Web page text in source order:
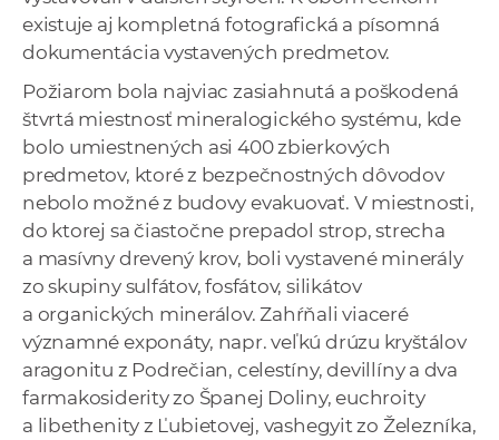
existuje aj kompletná fotografická a písomná
dokumentácia vystavených predmetov.
Požiarom bola najviac zasiahnutá a poškodená
štvrtá miestnosť mineralogického systému, kde
bolo umiestnených asi 400 zbierkových
predmetov, ktoré z bezpečnostných dôvodov
nebolo možné z budovy evakuovať. V miestnosti,
do ktorej sa čiastočne prepadol strop, strecha
a masívny drevený krov, boli vystavené minerály
zo skupiny sulfátov, fosfátov, silikátov
a organických minerálov. Zahŕňali viaceré
významné exponáty, napr. veľkú drúzu kryštálov
aragonitu z Podrečian, celestíny, devillíny a dva
farmakosiderity zo Španej Doliny, euchroity
a libethenity z Ľubietovej, vashegyit zo Železníka,